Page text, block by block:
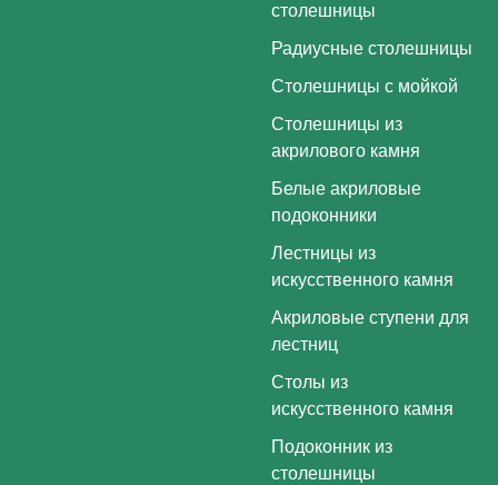
столешницы
Радиусные столешницы
Столешницы с мойкой
Столешницы из
акрилового камня
Белые акриловые
подоконники
Лестницы из
искусственного камня
Акриловые ступени для
лестниц
Столы из
искусственного камня
Подоконник из
столешницы